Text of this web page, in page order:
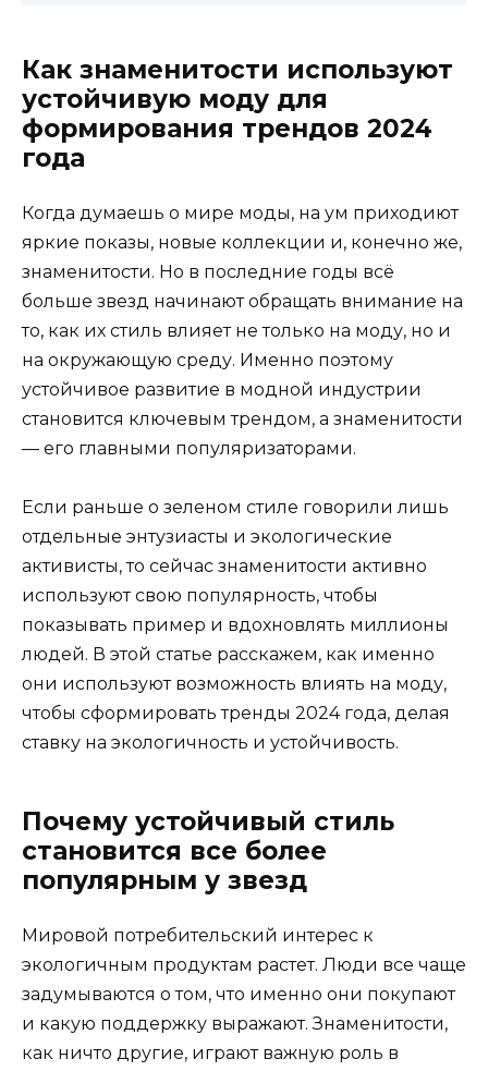
Как знаменитости используют
устойчивую моду для
формирования трендов 2024
года
Когда думаешь о мире моды, на ум приходиют
яркие показы, новые коллекции и, конечно же,
знаменитости. Но в последние годы всё
больше звезд начинают обращать внимание на
то, как их стиль влияет не только на моду, но и
на окружающую среду. Именно поэтому
устойчивое развитие в модной индустрии
становится ключевым трендом, а знаменитости
— его главными популяризаторами.
Если раньше о зеленом стиле говорили лишь
отдельные энтузиасты и экологические
активисты, то сейчас знаменитости активно
используют свою популярность, чтобы
показывать пример и вдохновлять миллионы
людей. В этой статье расскажем, как именно
они используют возможность влиять на моду,
чтобы сформировать тренды 2024 года, делая
ставку на экологичность и устойчивость.
Почему устойчивый стиль
становится все более
популярным у звезд
Мировой потребительский интерес к
экологичным продуктам растет. Люди все чаще
задумываются о том, что именно они покупают
и какую поддержку выражают. Знаменитости,
как ничто другие, играют важную роль в